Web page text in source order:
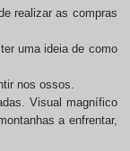
realizar as compras
uma ideia de como
nos ossos.
Visual magnífico
a enfrentar,